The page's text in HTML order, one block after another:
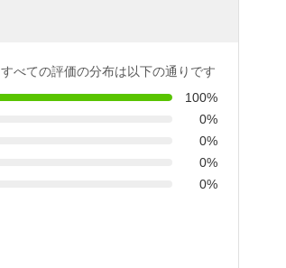
すべての評価の分布は以下の通りです
100%
0%
0%
0%
0%